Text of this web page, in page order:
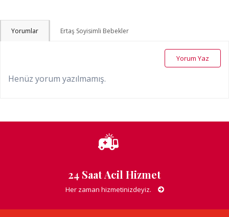
Yorumlar Ertaş Soyisimli Bebekler
Yorum Yaz
Henüz yorum yazılmamış.
24 Saat Acil Hizmet
Her zaman hizmetinizdeyiz.